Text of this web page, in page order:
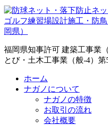
福岡県知事許可 建築工事業
とび・土木工事業（般-4）第
ホーム
ナガノについて
ナガノの特徴
お取引の流れ
会社概要